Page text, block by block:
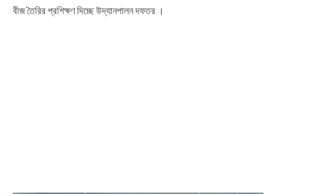
বীজ তৈরির প্রশিক্ষণ দিচ্ছে উদ্যানপালন দফতর ।